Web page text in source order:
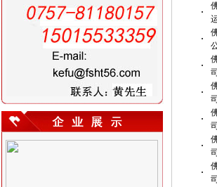
·
·
·
·
·
·
·